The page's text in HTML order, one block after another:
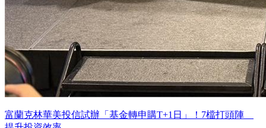
富蘭克林華美投信試辦「基金轉申購T+1日」！7檔打頭陣